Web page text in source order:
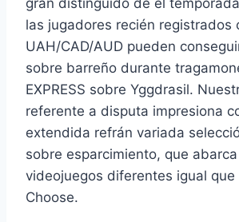
las jugadores recién registrados
UAH/CAD/AUD pueden
sobre barreño durante
EXPRESS sobre Yggdrasil.
referente a disputa impresiona
extendida refrán variada
sobre esparcimiento, que
videojuegos diferentes igual que
Choose.